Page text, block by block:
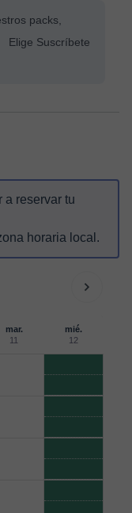
packs,
Elige Suscríbete
a reservar tu
horaria local.
mar.
11
mié.
12